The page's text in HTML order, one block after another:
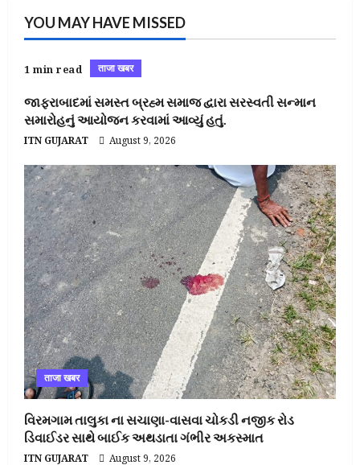
YOU MAY HAVE MISSED
1 min read ताजा खबर
જાફરાબાદમાં સમસ્ત બ્રહ્મ સમાજ દ્વારા સરસ્વતી સન્માન
સમારોહનું આયોજન કરવામાં આવ્યું હતું.
ITN GUJARAT August 9, 2026
ताजा खबर
વિરમગામ તાલુકા ના સચાણા-વાસવા ચોકડી નજીક રોડ
ડિવાઈડર સાથે બાઈક અથડાતા ગંભીર અકસ્માત
ITN GUJARAT August 9, 2026